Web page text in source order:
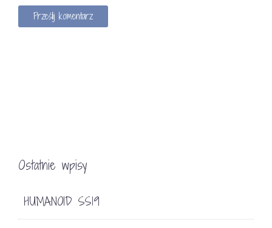
Ostatnie wpisy
HUMANOID SS19